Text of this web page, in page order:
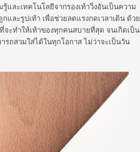
รู้และเทคโนโลยีจากรองเท้าวิ่งอันเป็นความ
ละรูปเท้า เพื่อช่วยลดแรงกดเวลาเดิน ด้วย
ที่จะทำให้เท้าของทุกคนสบายที่สุด จนเกิดเป็น
ถสวมใส่ได้ในทุกโอกาส ไม่ว่าจะเป็นวัน